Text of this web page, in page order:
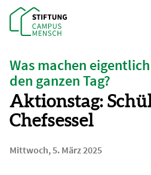
Was machen
den ganzen Tag?
Aktionstag:
Chefsessel
Mittwoch, 5. März 2025